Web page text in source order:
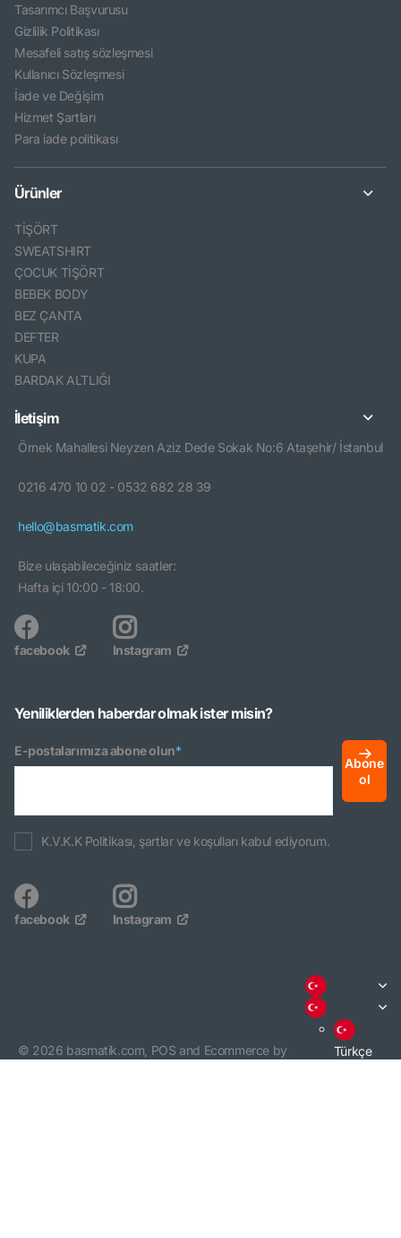
Tasarımcı Başvurusu
Gizlilik Politikası
Mesafeli satış sözleşmesi
Kullanıcı Sözleşmesi
İade ve Değişim
Hizmet Şartları
Para iade politikası
Ürünler
TİŞÖRT
SWEATSHIRT
ÇOCUK TİŞÖRT
BEBEK BODY
BEZ ÇANTA
DEFTER
KUPA
BARDAK ALTLIĞI
İletişim
Örnek Mahallesi Neyzen Aziz Dede Sokak No:6 Ataşehir/ İstanbul
0216 470 10 02 - 0532 682 28 39
hello@basmatik.com
Bize ulaşabileceğiniz saatler:
Hafta içi 10:00 - 18:00.
facebook Instagram
Yeniliklerden haberdar olmak ister misin?
E-postalarımıza abone olun*
Abone
ol
K.V.K.K Politikası, şartlar ve koşulları kabul ediyorum.
facebook Instagram
© 2026 basmatik.com, POS and Ecommerce by
Türkçe